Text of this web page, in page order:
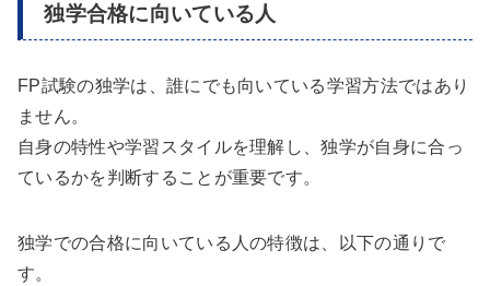
独学合格に向いている人
FP試験の独学は、誰にでも向いている学習方法ではあり
ません。
自身の特性や学習スタイルを理解し、独学が自身に合っ
ているかを判断することが重要です。
独学での合格に向いている人の特徴は、以下の通りで
す。